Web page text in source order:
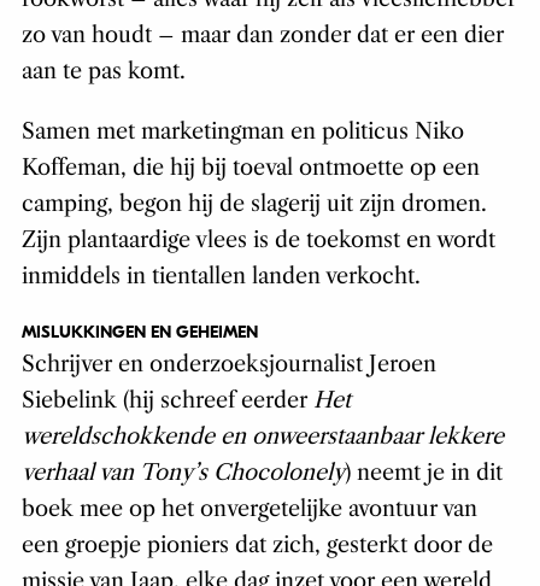
zo van houdt – maar dan zonder dat er een dier
aan te pas komt.
Samen met marketingman en politicus Niko
Koffeman, die hij bij toeval ontmoette op een
camping, begon hij de slagerij uit zijn dromen.
Zijn plantaardige vlees is de toekomst en wordt
inmiddels in tientallen landen verkocht.
MISLUKKINGEN EN GEHEIMEN
Schrijver en onderzoeksjournalist Jeroen
Siebelink (hij schreef eerder Het
wereldschokkende en onweerstaanbaar lekkere
verhaal van Tony’s Chocolonely) neemt je in dit
boek mee op het onvergetelijke avontuur van
een groepje pioniers dat zich, gesterkt door de